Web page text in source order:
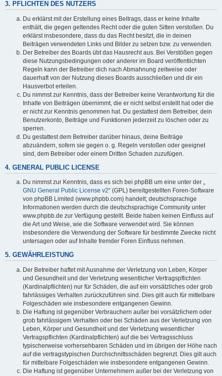
3. PFLICHTEN DES NUTZERS
Du erklärst mit der Erstellung eines Beitrags, dass er keine Inhalte
enthält, die gegen geltendes Recht oder die guten Sitten verstoßen. Du
erklärst insbesondere, dass du das Recht besitzt, die in deinen
Beiträgen verwendeten Links und Bilder zu setzen bzw. zu verwenden.
Der Betreiber des Boards übt das Hausrecht aus. Bei Verstößen gegen
diese Nutzungsbedingungen oder anderer im Board veröffentlichten
Regeln kann der Betreiber dich nach Abmahnung zeitweise oder
dauerhaft von der Nutzung dieses Boards ausschließen und dir ein
Hausverbot erteilen.
Du nimmst zur Kenntnis, dass der Betreiber keine Verantwortung für die
Inhalte von Beiträgen übernimmt, die er nicht selbst erstellt hat oder die
er nicht zur Kenntnis genommen hat. Du gestattest dem Betreiber, dein
Benutzerkonto, Beiträge und Funktionen jederzeit zu löschen oder zu
sperren.
Du gestattest dem Betreiber darüber hinaus, deine Beiträge
abzuändern, sofern sie gegen o. g. Regeln verstoßen oder geeignet
sind, dem Betreiber oder einem Dritten Schaden zuzufügen.
4. GENERAL PUBLIC LICENSE
Du nimmst zur Kenntnis, dass es sich bei phpBB um eine unter der „
GNU General Public License v2“ (GPL) bereitgestellten Foren-Software
von phpBB Limited (www.phpbb.com) handelt; deutschsprachige
Informationen werden durch die deutschsprachige Community unter
www.phpbb.de zur Verfügung gestellt. Beide haben keinen Einfluss auf
die Art und Weise, wie die Software verwendet wird. Sie können
insbesondere die Verwendung der Software für bestimmte Zwecke nicht
untersagen oder auf Inhalte fremder Foren Einfluss nehmen.
5. GEWÄHRLEISTUNG
Der Betreiber haftet mit Ausnahme der Verletzung von Leben, Körper
und Gesundheit und der Verletzung wesentlicher Vertragspflichten
(Kardinalpflichten) nur für Schäden, die auf ein vorsätzliches oder grob
fahrlässiges Verhalten zurückzuführen sind. Dies gilt auch für mittelbare
Folgeschäden wie insbesondere entgangenen Gewinn.
Die Haftung ist gegenüber Verbrauchern außer bei vorsätzlichem oder
grob fahrlässigem Verhalten oder bei Schäden aus der Verletzung von
Leben, Körper und Gesundheit und der Verletzung wesentlicher
Vertragspflichten (Kardinalpflichten) auf die bei Vertragsschluss
typischerweise vorhersehbaren Schäden und im übrigen der Höhe nach
auf die vertragstypischen Durchschnittsschäden begrenzt. Dies gilt auch
für mittelbare Folgeschäden wie insbesondere entgangenen Gewinn.
Die Haftung ist gegenüber Unternehmern außer bei der Verletzung von